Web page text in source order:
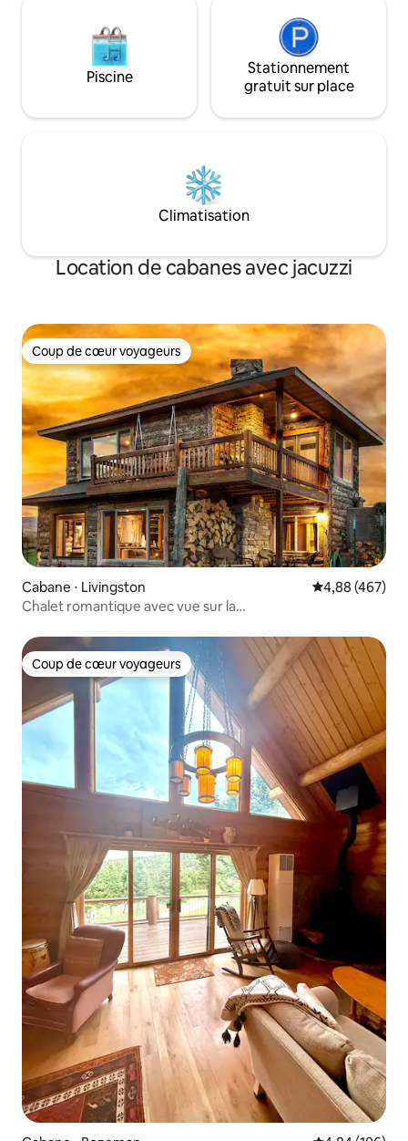
Piscine
Stationnement
gratuit sur place
Climatisation
Location de cabanes avec jacuzzi
Coup de cœur voyageurs
Coup de cœur voyageurs
Cabane ⋅ Livingston Évaluation
4,88 (467)
Chalet romantique avec vue sur la
Coup de cœur voyageurs
Coup de cœur voyageurs